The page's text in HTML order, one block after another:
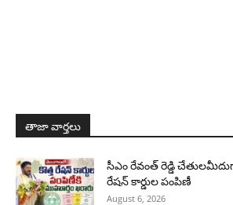
తాజా వార్తలు
సీఎం రేవంత్ రెడ్డి
రేషన్ కార్డుల పంపిణీ
August 6, 2026